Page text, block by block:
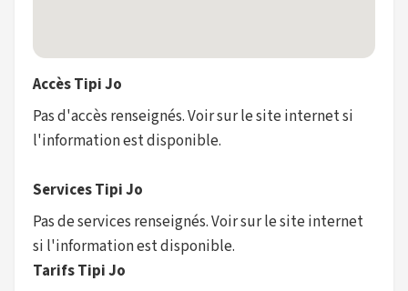
Accès Tipi Jo
Pas d'accès renseignés. Voir sur le site internet si
l'information est disponible.
Services Tipi Jo
Pas de services renseignés. Voir sur le site internet
si l'information est disponible.
Tarifs Tipi Jo